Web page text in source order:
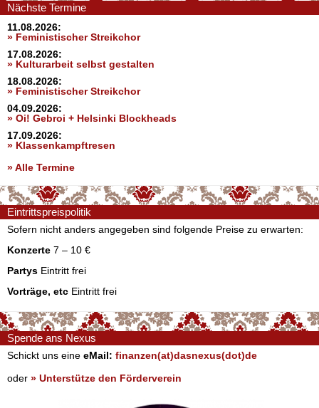
Nächste Termine
11.08.2026:
» Feministischer Streikchor
17.08.2026:
» Kulturarbeit selbst gestalten
18.08.2026:
» Feministischer Streikchor
04.09.2026:
» Oi! Gebroi + Helsinki Blockheads
17.09.2026:
» Klassenkampftresen
» Alle Termine
Eintrittspreispolitik
Sofern nicht anders angegeben sind folgende Preise zu erwarten:
Konzerte 7 – 10 €
Partys Eintritt frei
Vorträge, etc Eintritt frei
Spende ans Nexus
Schickt uns eine eMail: finanzen(at)dasnexus(dot)de
oder » Unterstütze den Förderverein